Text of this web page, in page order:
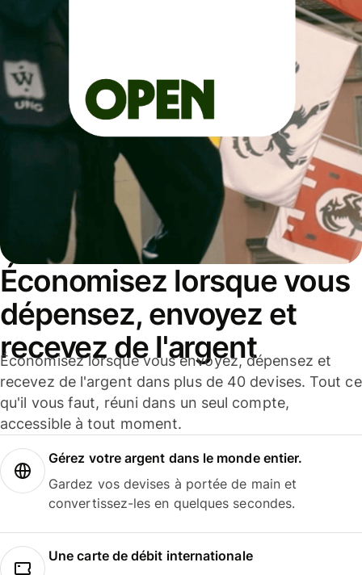
Économisez lorsque vous
dépensez, envoyez et
recevez de l'argent
Économisez lorsque vous envoyez, dépensez et
recevez de l'argent dans plus de 40 devises. Tout ce
qu'il vous faut, réuni dans un seul compte,
accessible à tout moment.
Gérez votre argent dans le monde entier.
Gardez vos devises à portée de main et
convertissez-les en quelques secondes.
Une carte de débit internationale